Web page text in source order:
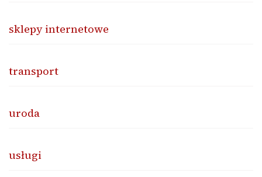
sklepy internetowe
transport
uroda
usługi